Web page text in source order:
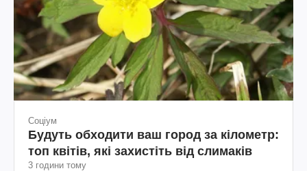
Соціум
Будуть обходити ваш город за кілометр:
топ квітів, які захистіть від слимаків
3 години тому